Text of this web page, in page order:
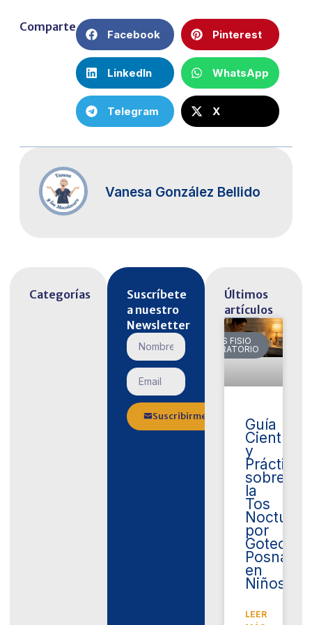
Comparte
Facebook Pinterest
LinkedIn WhatsApp
Telegram X
Vanesa González Bellido
Categorías
Suscríbete
a nuestro
Newsletter
Suscribirme
Últimos
artículos
VARIOS FISIO
RESPIRATORIO
Guía
Científica
y
Práctica
sobre
la
Tos
Nocturna
por
Goteo
Posnasal
en
Niños
LEER